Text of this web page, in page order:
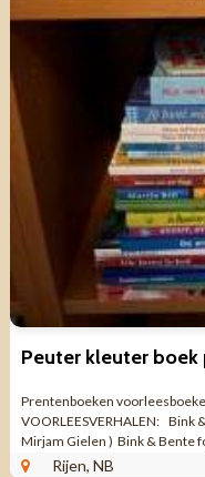
Prentenboeken
VOORLEESVERHALEN: Bink
Mirjam Gielen ) Bink & Bente
Rijen, NB